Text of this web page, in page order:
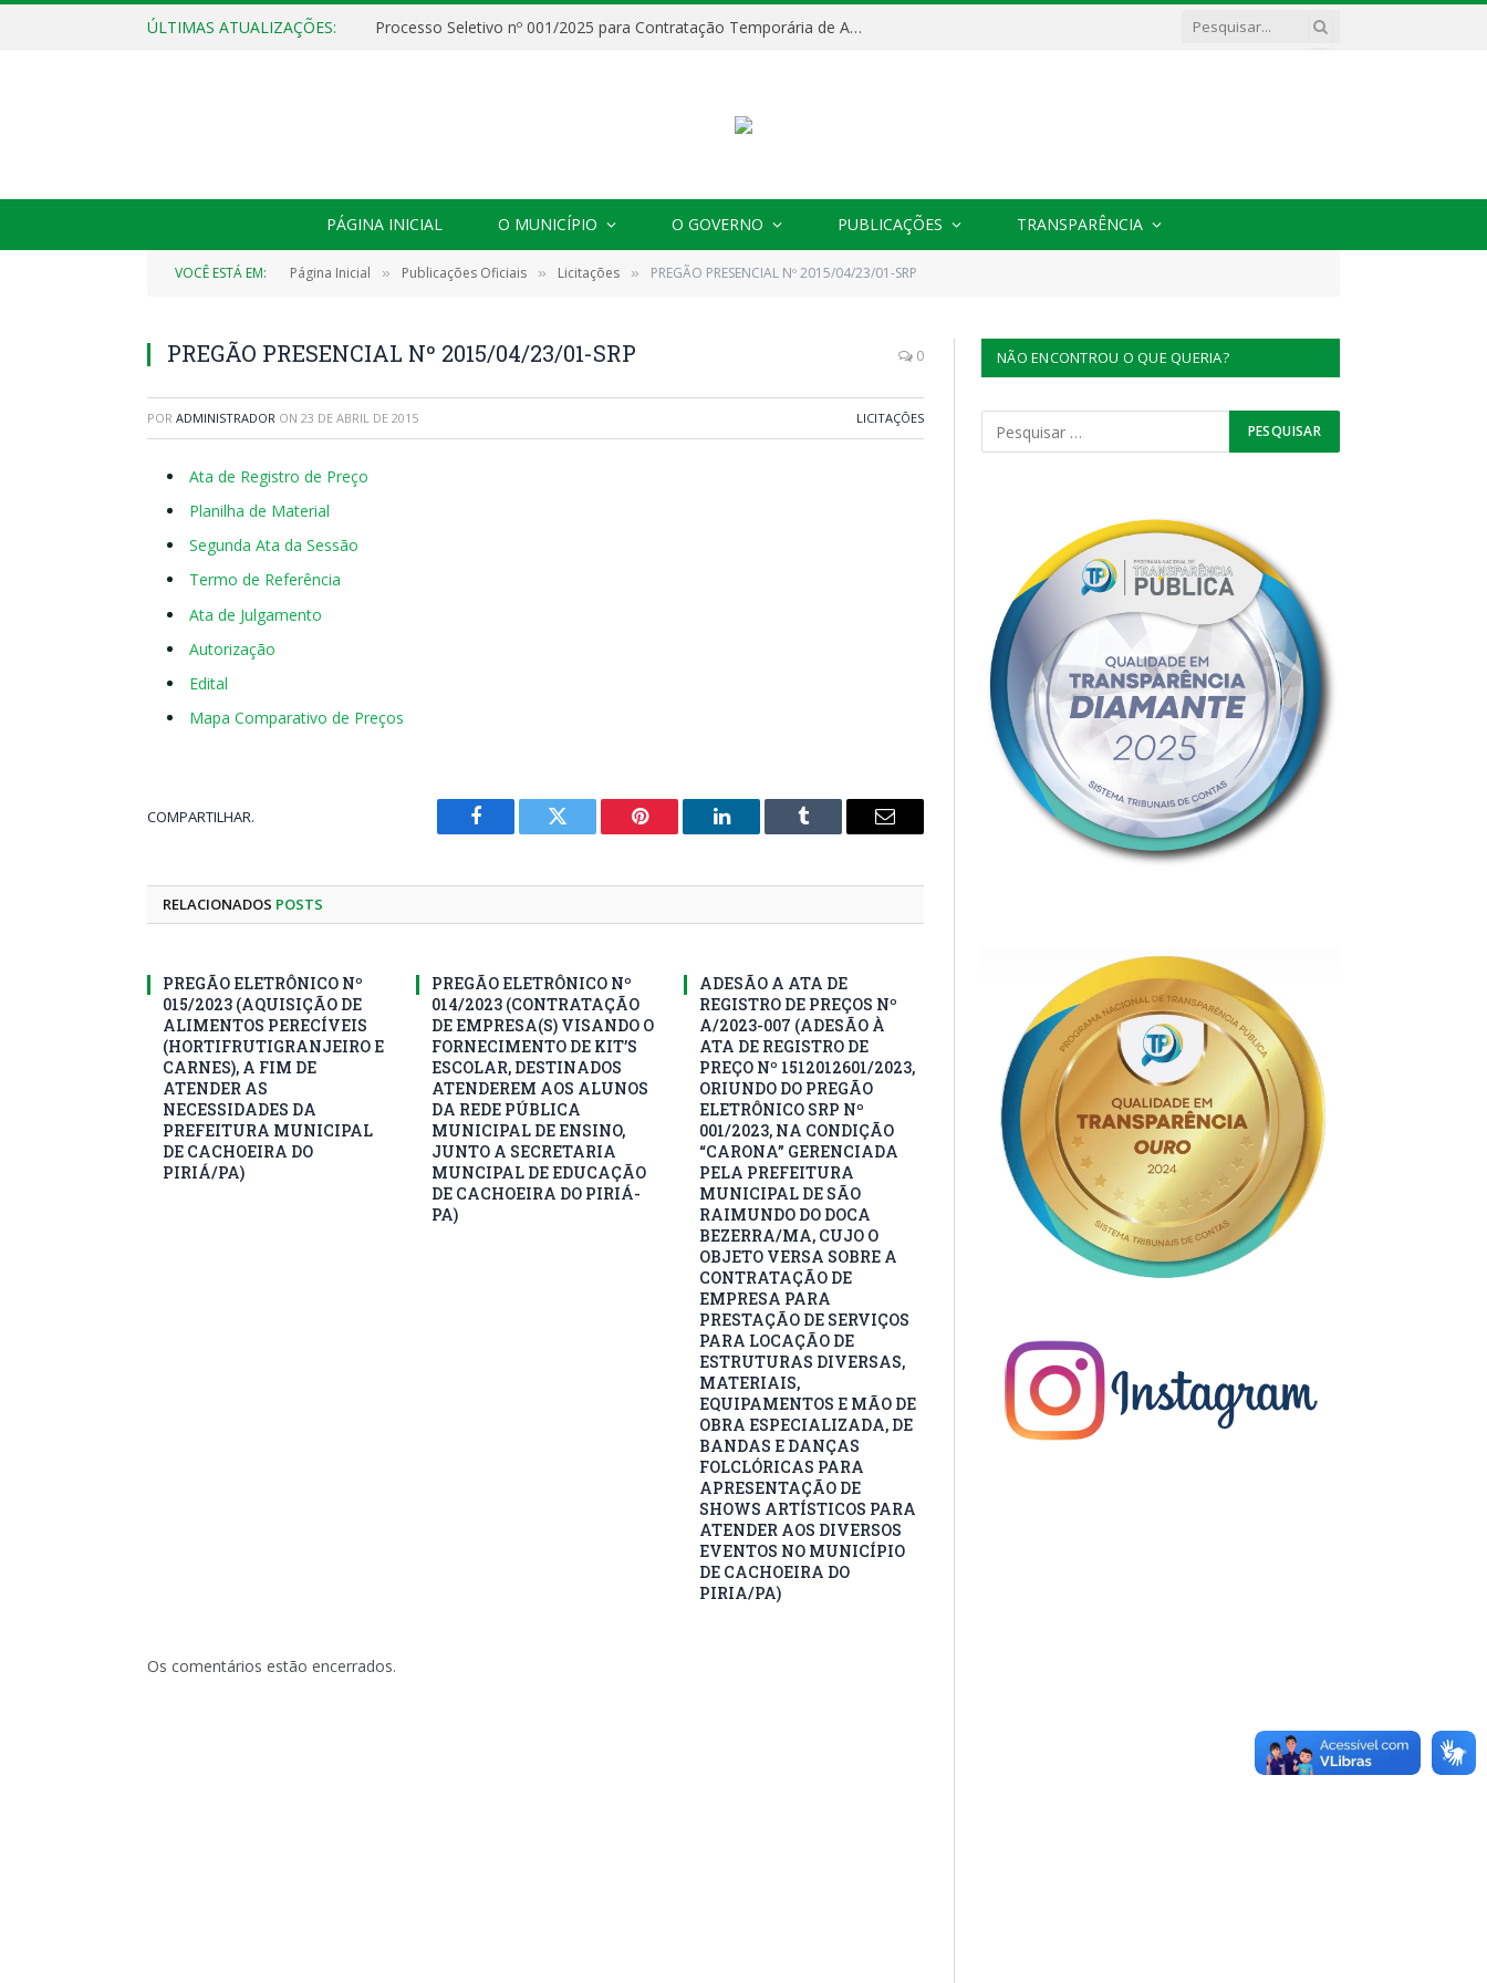
ÚLTIMAS ATUALIZAÇÕES: Processo Seletivo nº 001/2025 para Contratação Temporária de Agentes Comunitários de Saúde (ACS)
PÁGINA INICIAL O MUNICÍPIO O GOVERNO PUBLICAÇÕES TRANSPARÊNCIA
VOCÊ ESTÁ EM: Página Inicial » Publicações Oficiais » Licitações » PREGÃO PRESENCIAL Nº 2015/04/23/01-SRP
PREGÃO PRESENCIAL Nº 2015/04/23/01-SRP 0
POR ADMINISTRADOR ON 23 DE ABRIL DE 2015 LICITAÇÕES
Ata de Registro de Preço
Planilha de Material
Segunda Ata da Sessão
Termo de Referência
Ata de Julgamento
Autorização
Edital
Mapa Comparativo de Preços
COMPARTILHAR.
Facebook Twitter Pinterest LinkedIn Tumblr
E-
RELACIONADOS POSTS
PREGÃO ELETRÔNICO Nº
015/2023 (AQUISIÇÃO DE
ALIMENTOS PERECÍVEIS
(HORTIFRUTIGRANJEIRO E
CARNES), A FIM DE
ATENDER AS
NECESSIDADES DA
PREFEITURA MUNICIPAL
DE CACHOEIRA DO
PIRIÁ/PA)
PREGÃO ELETRÔNICO Nº
014/2023 (CONTRATAÇÃO
DE EMPRESA(S) VISANDO O
FORNECIMENTO DE KIT’S
ESCOLAR, DESTINADOS
ATENDEREM AOS ALUNOS
DA REDE PÚBLICA
MUNICIPAL DE ENSINO,
JUNTO A SECRETARIA
MUNCIPAL DE EDUCAÇÃO
DE CACHOEIRA DO PIRIÁ-
PA)
ADESÃO A ATA DE
REGISTRO DE PREÇOS Nº
A/2023-007 (ADESÃO À
ATA DE REGISTRO DE
PREÇO Nº 1512012601/2023,
ORIUNDO DO PREGÃO
ELETRÔNICO SRP Nº
001/2023, NA CONDIÇÃO
“CARONA” GERENCIADA
PELA PREFEITURA
MUNICIPAL DE SÃO
RAIMUNDO DO DOCA
BEZERRA/MA, CUJO O
OBJETO VERSA SOBRE A
CONTRATAÇÃO DE
EMPRESA PARA
PRESTAÇÃO DE SERVIÇOS
PARA LOCAÇÃO DE
ESTRUTURAS DIVERSAS,
MATERIAIS,
EQUIPAMENTOS E MÃO DE
OBRA ESPECIALIZADA, DE
BANDAS E DANÇAS
FOLCLÓRICAS PARA
APRESENTAÇÃO DE
SHOWS ARTÍSTICOS PARA
ATENDER AOS DIVERSOS
EVENTOS NO MUNICÍPIO
DE CACHOEIRA DO
PIRIA/PA)
Os comentários estão encerrados.
NÃO ENCONTROU O QUE QUERIA?